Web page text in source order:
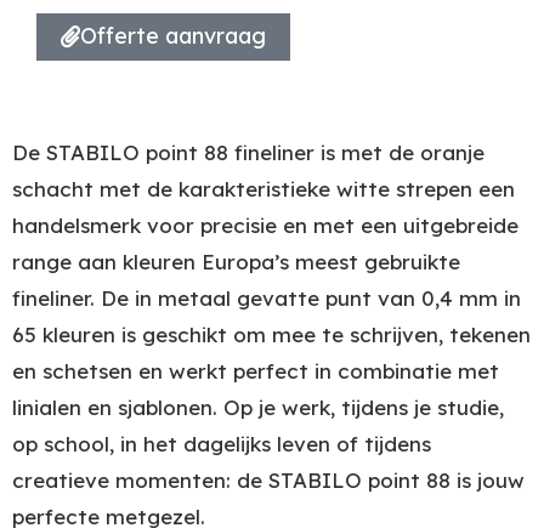
Offerte aanvraag
De STABILO point 88 fineliner is met de oranje
schacht met de karakteristieke witte strepen een
handelsmerk voor precisie en met een uitgebreide
range aan kleuren Europa’s meest gebruikte
fineliner. De in metaal gevatte punt van 0,4 mm in
65 kleuren is geschikt om mee te schrijven, tekenen
en schetsen en werkt perfect in combinatie met
linialen en sjablonen. Op je werk, tijdens je studie,
op school, in het dagelijks leven of tijdens
creatieve momenten: de STABILO point 88 is jouw
perfecte metgezel.